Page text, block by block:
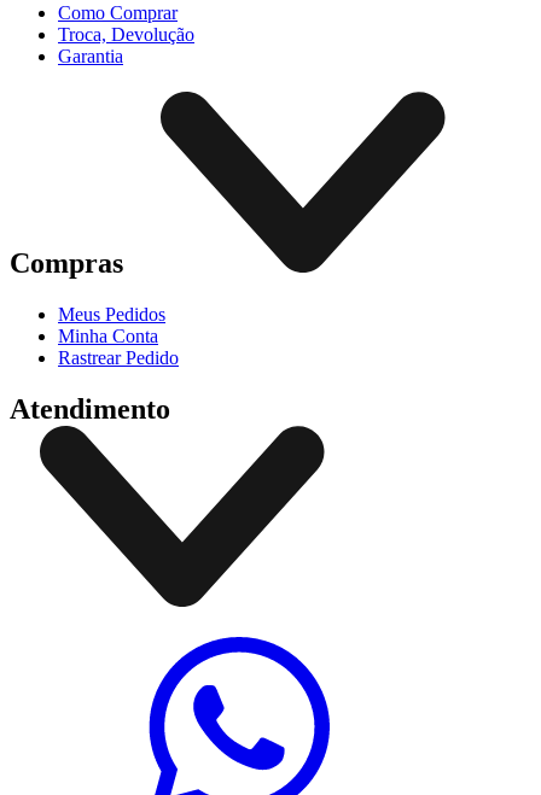
Como Comprar
Troca, Devolução
Garantia
Compras
Meus Pedidos
Minha Conta
Rastrear Pedido
Atendimento